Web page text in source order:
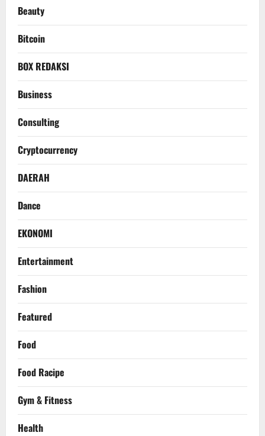
Beauty
Bitcoin
BOX REDAKSI
Business
Consulting
Cryptocurrency
DAERAH
Dance
EKONOMI
Entertainment
Fashion
Featured
Food
Food Racipe
Gym & Fitness
Health